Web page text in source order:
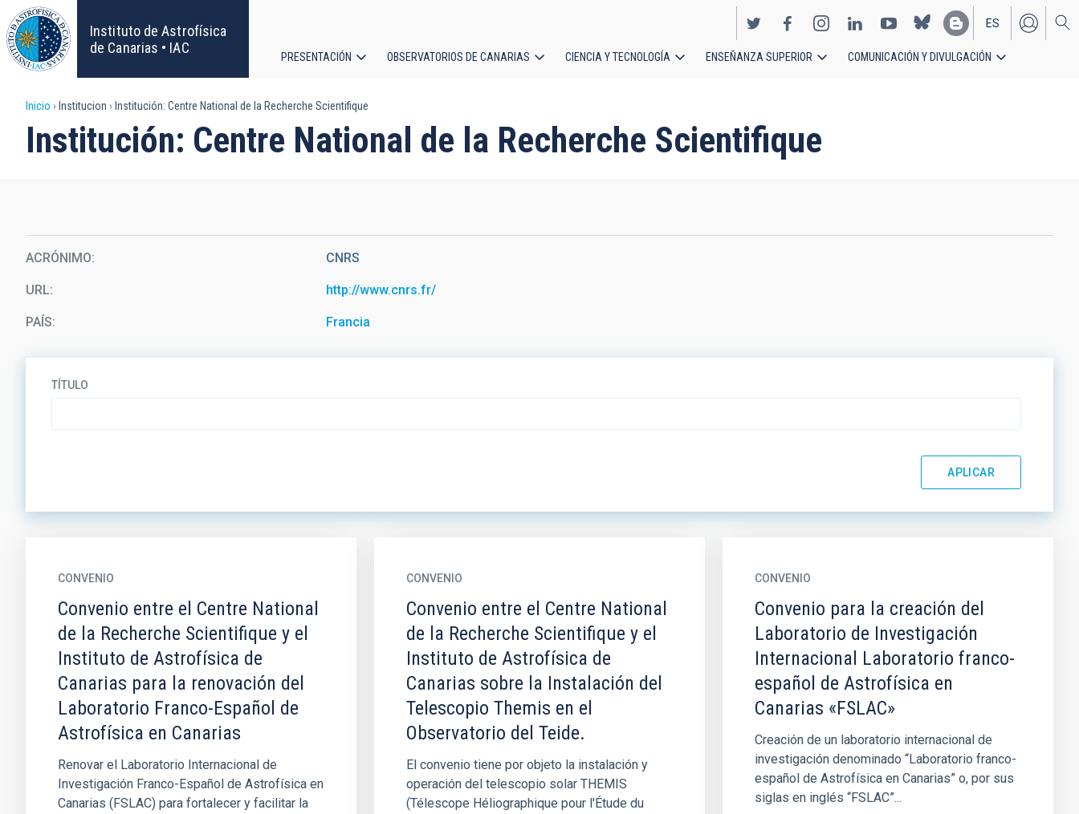
Pasar
al
contenido
principal
Instituto de Astrofísica
de Canarias • IAC
EN
ES
principal
PRESENTACIÓN OBSERVATORIOS DE CANARIAS CIENCIA Y TECNOLOGÍA ENSEÑANZA SUPERIOR COMUNICACIÓN Y DIVULGACIÓN
Sobrescribir
enlaces
a
la
navegación
Inicio Institucion Institución: Centre National de la Recherche Scientifique
Institución: Centre National de la Recherche Scientifique
ACRÓNIMO CNRS
URL http://www.cnrs.fr/
PAÍS Francia
TÍTULO
CONVENIO
Convenio entre el Centre National
de la Recherche Scientifique y el
Instituto de Astrofísica de
Canarias para la renovación del
Laboratorio Franco-Español de
Astrofísica en Canarias
Renovar el Laboratorio Internacional de
Investigación Franco-Español de Astrofísica en
Canarias (FSLAC) para fortalecer y facilitar la
CONVENIO
Convenio entre el Centre National
de la Recherche Scientifique y el
Instituto de Astrofísica de
Canarias sobre la Instalación del
Telescopio Themis en el
Observatorio del Teide.
El convenio tiene por objeto la instalación y
operación del telescopio solar THEMIS
(Télescope Héliographique pour l'Étude du
CONVENIO
Convenio para la creación del
Laboratorio de Investigación
Internacional Laboratorio franco-
español de Astrofísica en
Canarias «FSLAC»
Creación de un laboratorio internacional de
investigación denominado “Laboratorio franco-
español de Astrofísica en Canarias” o, por sus
siglas en inglés “FSLAC”...